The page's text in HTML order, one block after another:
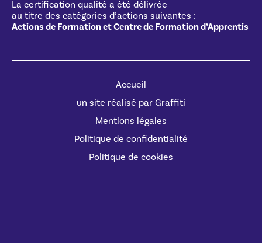
La certification qualité a été délivrée
au titre des catégories d’actions suivantes :
Actions de Formation et Centre de Formation d’Apprentis
Accueil
un site réalisé par Graffiti
Mentions légales
Politique de confidentialité
Politique de cookies